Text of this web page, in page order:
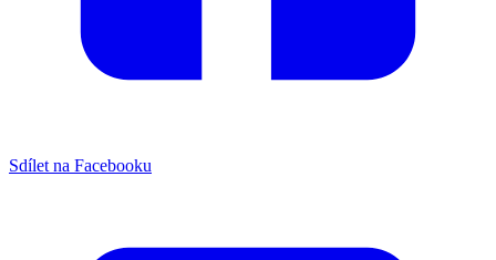
Sdílet na Facebooku